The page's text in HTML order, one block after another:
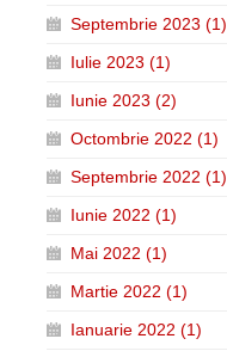
Septembrie 2023 (1)
Iulie 2023 (1)
Iunie 2023 (2)
Octombrie 2022 (1)
Septembrie 2022 (1)
Iunie 2022 (1)
Mai 2022 (1)
Martie 2022 (1)
Ianuarie 2022 (1)